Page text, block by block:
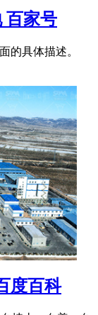
百家号
的具体描述。
度百科